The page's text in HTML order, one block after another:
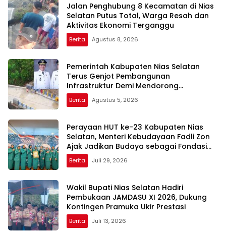
Jalan Penghubung 8 Kecamatan di Nias
Selatan Putus Total, Warga Resah dan
Aktivitas Ekonomi Terganggu
Berita Agustus 8, 2026
Pemerintah Kabupaten Nias Selatan
Terus Genjot Pembangunan
Infrastruktur Demi Mendorong
Konektivitas dan Pertumbuhan Daerah
Berita Agustus 5, 2026
Perayaan HUT ke-23 Kabupaten Nias
Selatan, Menteri Kebudayaan Fadli Zon
Ajak Jadikan Budaya sebagai Fondasi
Pembangunan Daerah
Berita Juli 29, 2026
Wakil Bupati Nias Selatan Hadiri
Pembukaan JAMDASU XI 2026, Dukung
Kontingen Pramuka Ukir Prestasi
Berita Juli 13, 2026